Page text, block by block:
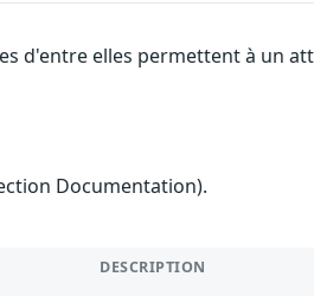
d'entre elles permettent à un
Documentation).
DESCRIPTION